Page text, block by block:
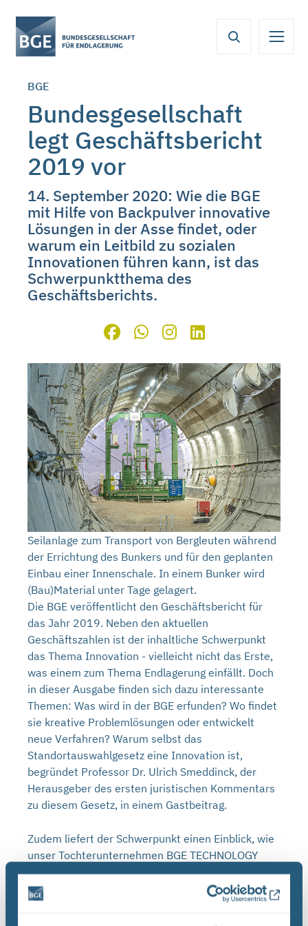
aus
folgenden
Bereichen
springen:
Inhaltsbereich
Navigation
Metamenü
Servicemenü
BGE
Bundesgesellschaft
legt Geschäftsbericht
2019 vor
14. September 2020: Wie die BGE
mit Hilfe von Backpulver innovative
Lösungen in der Asse findet, oder
warum ein Leitbild zu sozialen
Innovationen führen kann, ist das
Schwerpunktthema des
Geschäftsberichts.
Seilanlage zum Transport von Bergleuten während
der Errichtung des Bunkers und für den geplanten
Einbau einer Innenschale. In einem Bunker wird
(Bau)Material unter Tage gelagert.
Die BGE veröffentlicht den Geschäftsbericht für
das Jahr 2019. Neben den aktuellen
Geschäftszahlen ist der inhaltliche Schwerpunkt
das Thema Innovation - vielleicht nicht das Erste,
was einem zum Thema Endlagerung einfällt. Doch
in dieser Ausgabe finden sich dazu interessante
Themen: Was wird in der BGE erfunden? Wo findet
sie kreative Problemlösungen oder entwickelt
neue Verfahren? Warum selbst das
Standortauswahlgesetz eine Innovation ist,
begründet Professor Dr. Ulrich Smeddinck, der
Herausgeber des ersten juristischen Kommentars
zu diesem Gesetz, in einem Gastbeitrag.
Zudem liefert der Schwerpunkt einen Einblick, wie
unser Tochterunternehmen BGE TECHNOLOGY
GmbH zu Problemlösungen und steter Erneuerung
findet.